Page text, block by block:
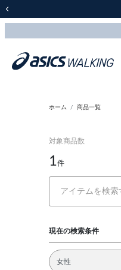
ホーム 商品一覧
対象商品数
1件
現在の検索条件
女性